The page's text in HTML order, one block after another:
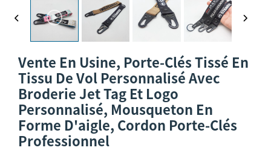
Vente En Usine, Porte-Clés Tissé En
Tissu De Vol Personnalisé Avec
Broderie Jet Tag Et Logo
Personnalisé, Mousqueton En
Forme D'aigle, Cordon Porte-Clés
Professionnel